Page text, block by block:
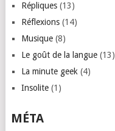
Répliques(13)
Réflexions(14)
Musique(8)
Le goût de la langue(13)
La minute geek (4)
Insolite(1)
MÉTA